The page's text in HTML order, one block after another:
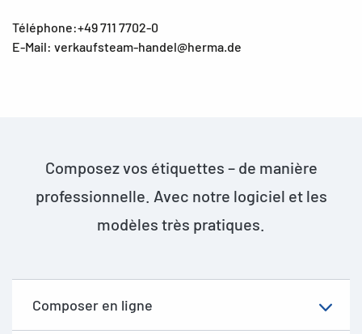
Téléphone:+49 711 7702-0
E-Mail: verkaufsteam-handel@herma.de
Composez vos étiquettes – de manière
professionnelle. Avec notre logiciel et les
modèles très pratiques.
Composer en ligne